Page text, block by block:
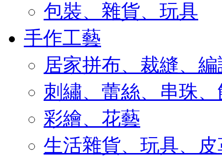
包裝、雜貨、玩具
手作工藝
居家拼布、裁縫、
刺繡、蕾絲、串珠
彩繪、花藝
生活雜貨、玩具、皮